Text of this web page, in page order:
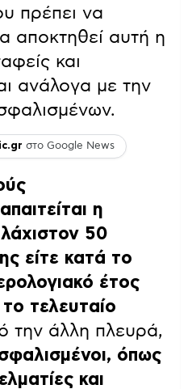
πρέπει να
αποκτηθεί αυτή η
και
ανάλογα με την
στο Google News
η
50
είτε κατά το
έτος
τελευταίο
την άλλη πλευρά,
όπως
και